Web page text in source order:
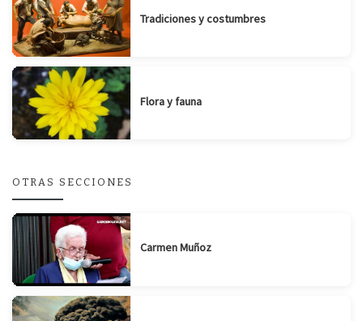
Tradiciones y costumbres
Flora y fauna
OTRAS SECCIONES
Carmen Muñoz